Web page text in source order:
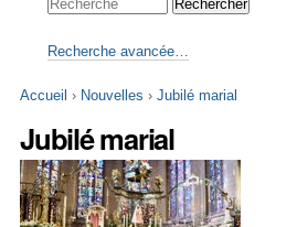
Recherche avancée…
Accueil › Nouvelles ›Jubilé marial
Jubilé marial